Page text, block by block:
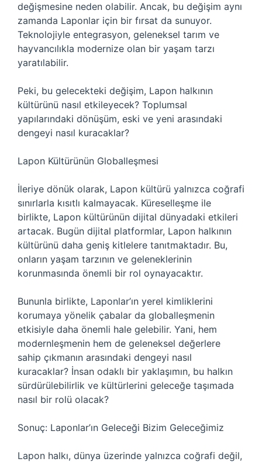
değişmesine neden olabilir. Ancak, bu değişim aynı
zamanda Laponlar için bir fırsat da sunuyor.
Teknolojiyle entegrasyon, geleneksel tarım ve
hayvancılıkla modernize olan bir yaşam tarzı
yaratılabilir.
Peki, bu gelecekteki değişim, Lapon halkının
kültürünü nasıl etkileyecek? Toplumsal
yapılarındaki dönüşüm, eski ve yeni arasındaki
dengeyi nasıl kuracaklar?
Lapon Kültürünün Globalleşmesi
İleriye dönük olarak, Lapon kültürü yalnızca coğrafi
sınırlarla kısıtlı kalmayacak. Küreselleşme ile
birlikte, Lapon kültürünün dijital dünyadaki etkileri
artacak. Bugün dijital platformlar, Lapon halkının
kültürünü daha geniş kitlelere tanıtmaktadır. Bu,
onların yaşam tarzının ve geleneklerinin
korunmasında önemli bir rol oynayacaktır.
Bununla birlikte, Laponlar’ın yerel kimliklerini
korumaya yönelik çabalar da globalleşmenin
etkisiyle daha önemli hale gelebilir. Yani, hem
modernleşmenin hem de geleneksel değerlere
sahip çıkmanın arasındaki dengeyi nasıl
kuracaklar? İnsan odaklı bir yaklaşımın, bu halkın
sürdürülebilirlik ve kültürlerini geleceğe taşımada
nasıl bir rolü olacak?
Sonuç: Laponlar’ın Geleceği Bizim Geleceğimiz
Lapon halkı, dünya üzerinde yalnızca coğrafi değil,